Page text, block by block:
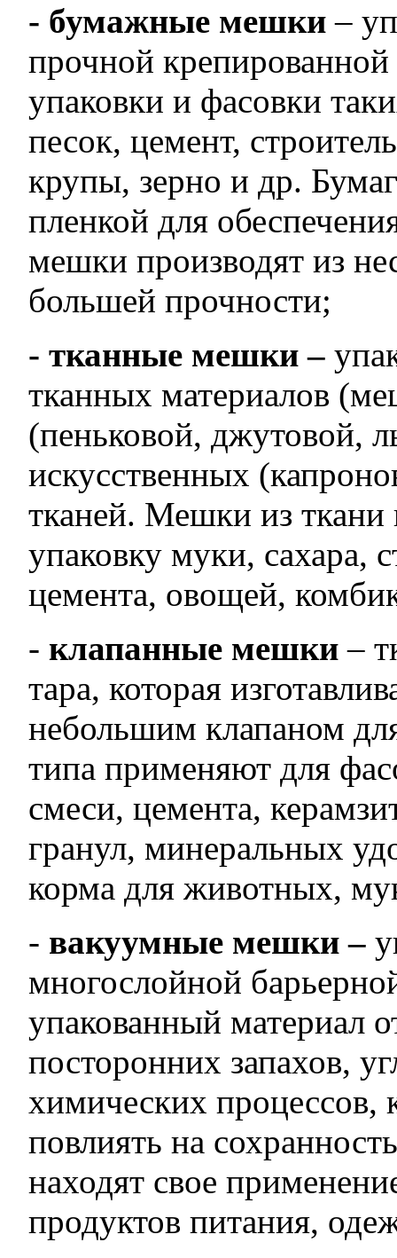
- бумажные мешки–
прочной
упаковки и фасовки
песок, цемент,
крупы, зерно и др.
пленкой для
мешки производят из
большей прочности;
- тканные мешки –
тканных материалов
(пеньковой, джутовой,
искусственных
тканей. Мешки из ткани
упаковку муки, сахара,
цемента, овощей,
- клапанные мешки–
тара, которая
небольшим клапаном
типа применяют для
смеси, цемента,
гранул, минеральных
корма для животных,
- вакуумные мешки –
многослойной
упакованный материал
посторонних запахов,
химических процессов,
повлиять на
находят свое
продуктов питания,